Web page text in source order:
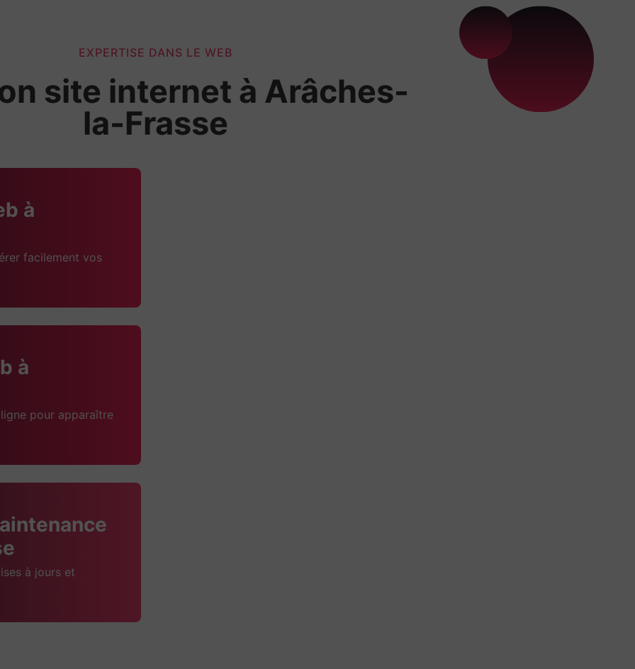
EXPERTISE DANS LE WEB
site internet à Arâches-
la-Frasse
à
facilement vos
à
pour apparaître
à jours et